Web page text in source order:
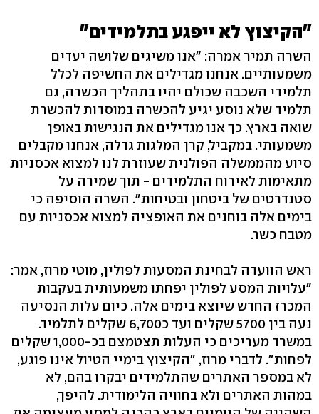
"הקיצוץ לא ייפגע בתלמידים"
השרה תמיר אמרה: "אנו משיגים שלושה יעדים
משמעותיים. אנחנו מגדילים את החשיפה לכלל
תלמידי השכבה שכולם יהיו בתהליך הכשרה, גם
תלמיד שלא נוסע יגיע להכשרה במוסדות להכשרת
שואה בארץ. כך אנו מגדילים את הנגישות באופן
משמעותי. במקביל, קרן המלגות גדלה, אנחנו מקבלים
סיוע מהממשלה הפולנית שעוזרת לנו למצוא אכסניות
מתאימות לאירוח התלמידים - תוך שמירה על
סטנדרטים של ביטחון ובטיחות". השרה הוסיפה כי
בימים אלה בוחנים את האופציה למצוא אכסניות עם
מטבח כשר.
ראש הוועדה לבחינת המסעות לפולין, מוטי מרוז, אמר:
"עלויות המסע לפולין יפחתו משמעותית בעקבות
המכרז החדש שיוצא בימים אלה. כיום עלות הנסיעה
נעה בין 5700 שקלים ועד כ6,700 שקלים לתלמיד.
במשרד מעריכים כי העלות תצטמצם בכ-1,000 שקלים
לפחות". לדברי מרוז, "הקיצוץ בימיי הטיול אינו פוגע,
לא במספר האתרים שהתלמידים יבקרו בהם, לא
במהות האתרים ולא בחוויה הלימודית. להיפך,